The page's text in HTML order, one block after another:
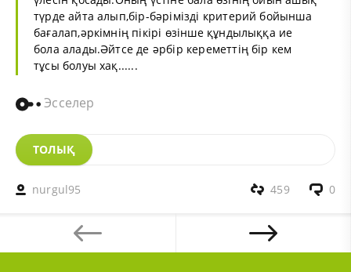
түрде айта алып,бір-бәрімізді критерий бойынша
бағалап,әркімнің пікірі өзінше құндылыққа ие
бола алады.Әйтсе де әрбір кереметтің бір кем
тұсы болуы хақ......
Эсселер
ТОЛЫҚ
nurgul95 0
459